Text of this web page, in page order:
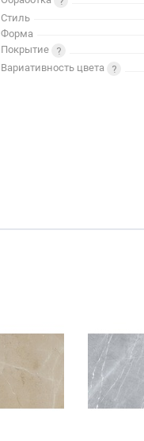
Стиль
Форма
Покрытие
Вариативность цвета